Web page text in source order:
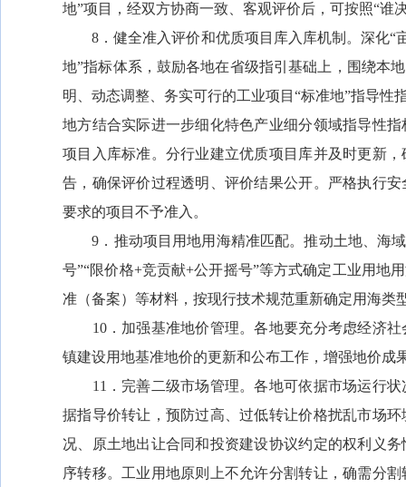
地”项目，经双方协商一致、客观评价后，可按照“谁
8．健全准入评价和优质项目库入库机制。深化“
地”指标体系，鼓励各地在省级指引基础上，围绕本
明、动态调整、务实可行的工业项目“标准地”指导
地方结合实际进一步细化特色产业细分领域指导性
项目入库标准。分行业建立优质项目库并及时更新
告，确保评价过程透明、评价结果公开。严格执行
要求的项目不予准入。
9．推动项目用地用海精准匹配。推动土地、海域
号”“限价格+竞贡献+公开摇号”等方式确定工业用地
准（备案）等材料，按现行技术规范重新确定用海
10．加强基准地价管理。各地要充分考虑经济社
镇建设用地基准地价的更新和公布工作，增强地价
11．完善二级市场管理。各地可依据市场运行状
据指导价转让，预防过高、过低转让价格扰乱市场
况、原土地出让合同和投资建设协议约定的权利义
序转移。工业用地原则上不允许分割转让，确需分